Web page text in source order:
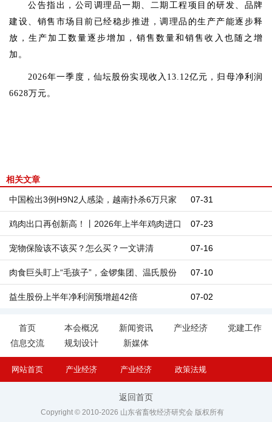
公告指出，公司调理品一期、二期工程项目的研发、品牌
建设、销售市场目前已经稳步推进，调理品的生产产能逐步释
放，生产加工数量逐步增加，销售数量和销售收入也随之增
加。
2026年一季度，仙坛股份实现收入13.12亿元，归母净利润
6628万元。
相关文章
07-31
中国检出3例H9N2人感染，越南扑杀6万只家
禽，西班牙5.2万只肉鸡染病——全球禽流感拉
响警报
07-23
鸡肉出口再创新高！丨2026年上半年鸡肉进口
量34.3万吨，出口量68.3万吨 07-16
宠物保险该不该买？怎么买？一文讲清
07-10
肉食巨头盯上“毛孩子”，金锣集团、温氏股份
等杀入宠物粮赛道 07-02
益生股份上半年净利润预增超42倍
首页 本会概况 新闻资讯 产业经济
党建工作
信息交流
规划设计 新媒体
网站首页 产业经济 产业经济 政策法规
返回首页
Copyright © 2010-2026 山东省畜牧经济研究会 版权所有